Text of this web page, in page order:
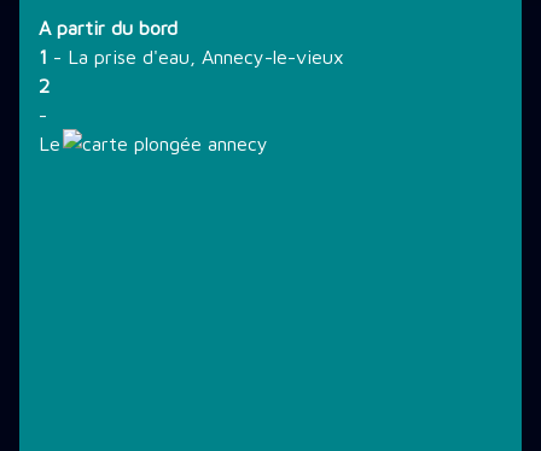
A partir du bord
1 - La prise d'eau, Annecy-le-vieux
2
-
Le